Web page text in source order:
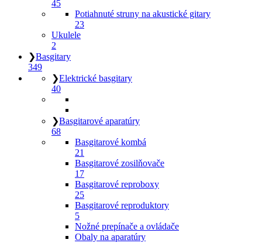
45
Potiahnuté struny na akustické gitary
23
Ukulele
2
❯Basgitary
349
❯Elektrické basgitary
40
❯Basgitarové aparatúry
68
Basgitarové kombá
21
Basgitarové zosilňovače
17
Basgitarové reproboxy
25
Basgitarové reproduktory
5
Nožné prepínače a ovládače
Obaly na aparatúry